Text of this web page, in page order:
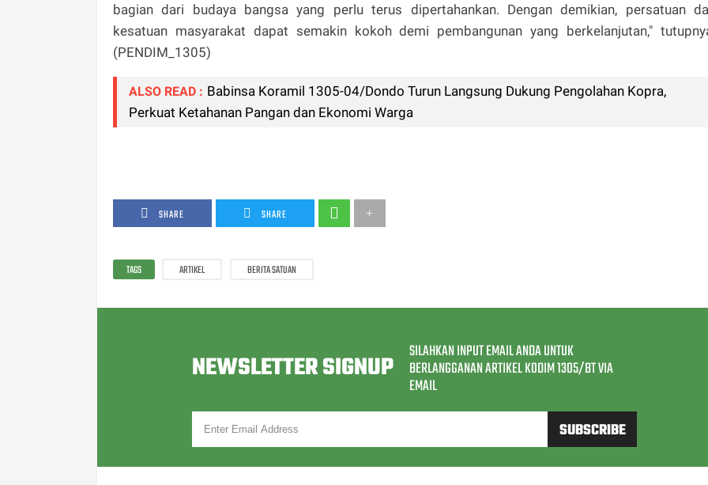
bagian dari budaya bangsa yang perlu terus dipertahankan. Dengan demikian, persatuan
kesatuan masyarakat dapat semakin kokoh demi pembangunan yang berkelanjutan,"
(PENDIM_1305)
ALSO READ : Babinsa Koramil 1305-04/Dondo Turun Langsung Dukung Pengolahan Kopra,
Perkuat Ketahanan Pangan dan Ekonomi Warga
SHARE SHARE
TAGS ARTIKEL BERITA SATUAN
NEWSLETTER SIGNUP SILAHKAN INPUT EMAIL ANDA UNTUK
BERLANGGANAN ARTIKEL KODIM 1305/BT VIA
EMAIL